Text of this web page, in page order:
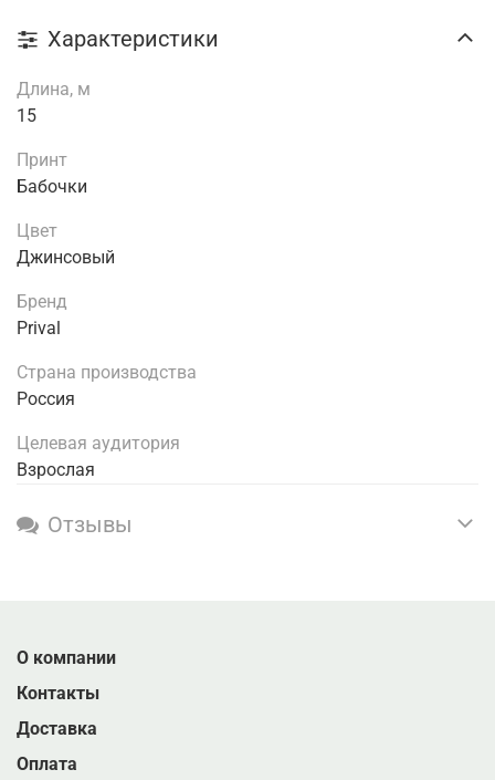
Характеристики
Длина, м
15
Принт
Бабочки
Цвет
Джинсовый
Бренд
Prival
Страна производства
Россия
Целевая аудитория
Взрослая
Отзывы
О компании
Контакты
Доставка
Оплата